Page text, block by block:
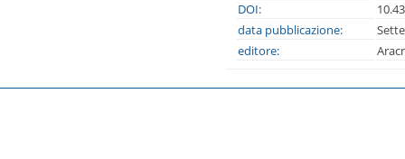
DOI:
data pubblicazione:
editore: